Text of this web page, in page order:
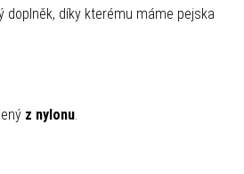
doplněk, díky kterému máme pejska
z nylonu.